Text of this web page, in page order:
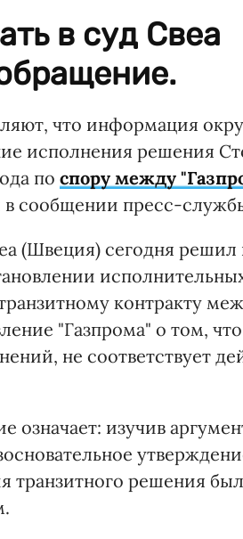
в суд Свеа
что информация
исполнения решения
по спору между
в сообщении пресс-
(Швеция) сегодня решил
контракту
"Газпрома" о том,
не соответствует
означает: изучив
транзитного решения